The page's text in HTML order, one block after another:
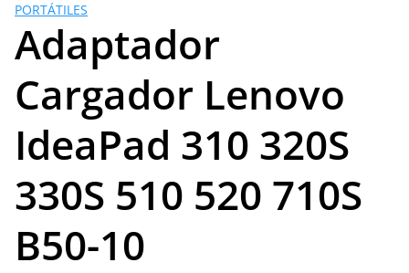
PORTÁTILES
Adaptador
Cargador Lenovo
IdeaPad 310 320S
330S 510 520 710S
B50-10